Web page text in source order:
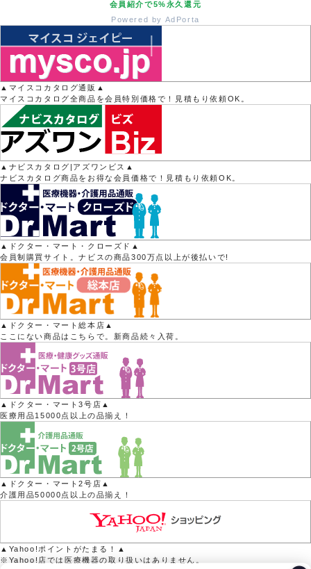
会員紹介で5%永久還元
Powered by AdPorta
▲マイスコカタログ通販▲
マイスコカタログ全商品を会員特別価格で！見積もり依頼OK。
▲ナビスカタログ|アズワンビス▲
ナビスカタログ商品をお得な会員価格で！見積もり依頼OK。
▲ドクター・マート・クローズド▲
会員制購買サイト。ナビスの商品300万点以上が後払いで!
▲ドクター・マート総本店▲
ここにない商品はこちらで。新商品続々入荷。
▲ドクター・マート3号店▲
医療用品15000点以上の品揃え！
▲ドクター・マート2号店▲
介護用品50000点以上の品揃え！
▲Yahoo!ポイントがたまる！▲
※Yahoo!店では医療機器の取り扱いはありません。